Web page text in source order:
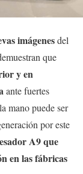
imágenesdel
que
y en
ante fuertes
mano puede ser
por este
A9 que
en las fábricas